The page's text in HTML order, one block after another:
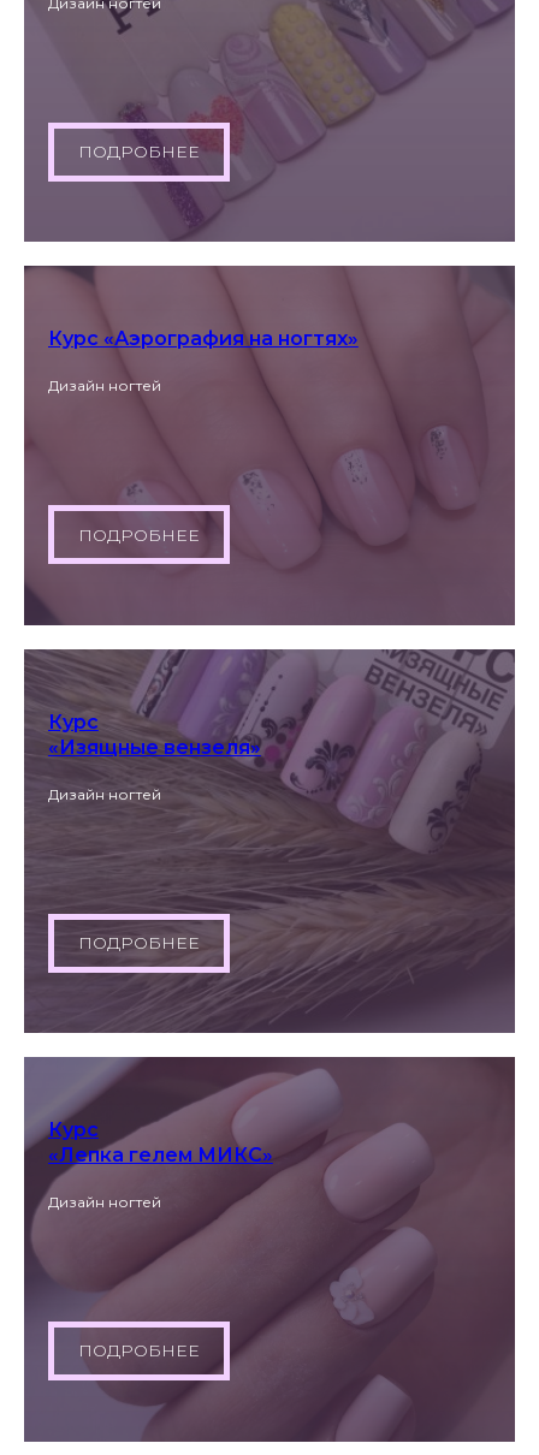
ПОДРОБНЕЕ
Курс «Аэрография на ногтях»
Дизайн ногтей
ПОДРОБНЕЕ
Курс
«Изящные вензеля»
Дизайн ногтей
ПОДРОБНЕЕ
Курс
«Лепка гелем МИКС»
Дизайн ногтей
ПОДРОБНЕЕ